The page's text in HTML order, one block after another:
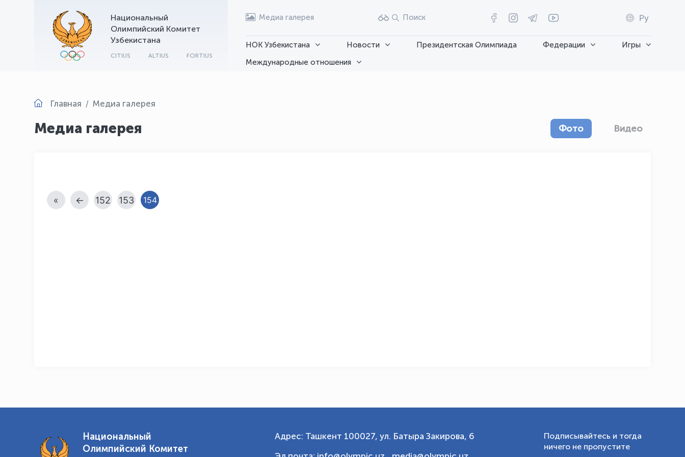
Национальный
Олимпийский Комитет
Узбекистана
CITIUS ALTIUS FORTIUS
Медиа галерея Поиск Ру
НОК Узбекистана Новости Президентская Олимпиада Федерации
Игры
Международные отношения
Главная Медиа галерея
Медиа галерея Фото Видео
« ← 152 153 154
Национальный
Олимпийский Комитет
Адрес: Ташкент 100027, ул. Батыра Закирова, 6
Подписывайтесь и тогда
ничего не пропустите